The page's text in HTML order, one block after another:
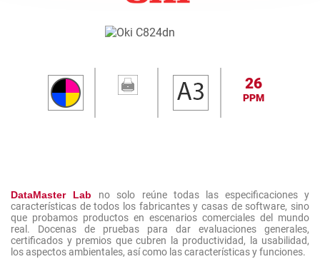
26
PPM
DataMaster Lab no solo reúne todas las especificaciones y
características de todos los fabricantes y casas de software, sino
que probamos productos en escenarios comerciales del mundo
real. Docenas de pruebas para dar evaluaciones generales,
certificados y premios que cubren la productividad, la usabilidad,
los aspectos ambientales, así como las características y funciones.